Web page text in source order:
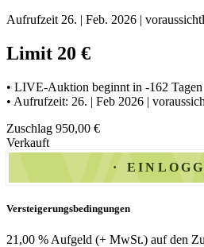
Aufrufzeit 26. | Feb. 2026 |
Limit 20 €
• LIVE-Auktion beginnt in -162 Tagen
• Aufrufzeit: 26. | Feb 2026 |
Zuschlag 950,00 €
Verkauft
Versteigerungsbedingungen
21,00 % Aufgeld (+ MwSt.) auf den